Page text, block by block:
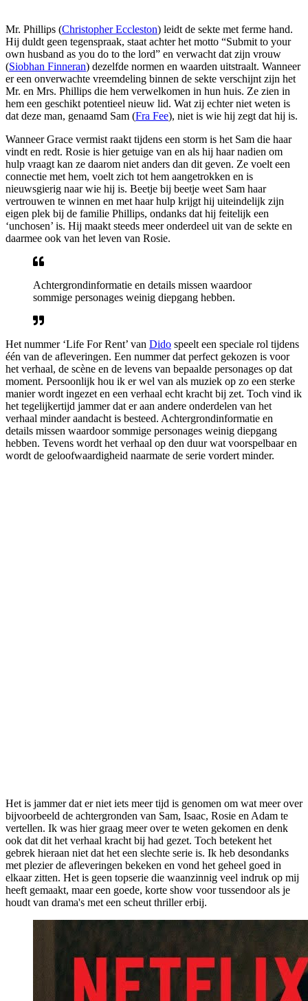
Mr. Phillips (Christopher Eccleston) leidt de sekte met ferme hand.
Hij duldt geen tegenspraak, staat achter het motto “Submit to your
own husband as you do to the lord” en verwacht dat zijn vrouw
(Siobhan Finneran) dezelfde normen en waarden uitstraalt. Wanneer
er een onverwachte vreemdeling binnen de sekte verschijnt zijn het
Mr. en Mrs. Phillips die hem verwelkomen in hun huis. Ze zien in
hem een geschikt potentieel nieuw lid. Wat zij echter niet weten is
dat deze man, genaamd Sam (Fra Fee), niet is wie hij zegt dat hij is.
Wanneer Grace vermist raakt tijdens een storm is het Sam die haar
vindt en redt. Rosie is hier getuige van en als hij haar nadien om
hulp vraagt kan ze daarom niet anders dan dit geven. Ze voelt een
connectie met hem, voelt zich tot hem aangetrokken en is
nieuwsgierig naar wie hij is. Beetje bij beetje weet Sam haar
vertrouwen te winnen en met haar hulp krijgt hij uiteindelijk zijn
eigen plek bij de familie Phillips, ondanks dat hij feitelijk een
‘unchosen’ is. Hij maakt steeds meer onderdeel uit van de sekte en
daarmee ook van het leven van Rosie.
Achtergrondinformatie en details missen waardoor
sommige personages weinig diepgang hebben.
Het nummer ‘Life For Rent’ van Dido speelt een speciale rol tijdens
één van de afleveringen. Een nummer dat perfect gekozen is voor
het verhaal, de scène en de levens van bepaalde personages op dat
moment. Persoonlijk hou ik er wel van als muziek op zo een sterke
manier wordt ingezet en een verhaal echt kracht bij zet. Toch vind ik
het tegelijkertijd jammer dat er aan andere onderdelen van het
verhaal minder aandacht is besteed. Achtergrondinformatie en
details missen waardoor sommige personages weinig diepgang
hebben. Tevens wordt het verhaal op den duur wat voorspelbaar en
wordt de geloofwaardigheid naarmate de serie vordert minder.
Het is jammer dat er niet iets meer tijd is genomen om wat meer over
bijvoorbeeld de achtergronden van Sam, Isaac, Rosie en Adam te
vertellen. Ik was hier graag meer over te weten gekomen en denk
ook dat dit het verhaal kracht bij had gezet. Toch betekent het
gebrek hieraan niet dat het een slechte serie is. Ik heb desondanks
met plezier de afleveringen bekeken en vond het geheel goed in
elkaar zitten. Het is geen topserie die waanzinnig veel indruk op mij
heeft gemaakt, maar een goede, korte show voor tussendoor als je
houdt van drama's met een scheut thriller erbij.